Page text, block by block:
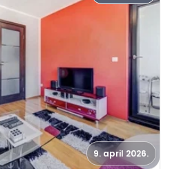
9. april 2026.